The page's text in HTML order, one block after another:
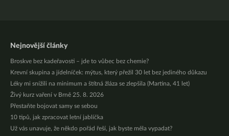
Nejnovější články
Broskve bez kadeřavosti – jde to vůbec bez chemie?
Krevní skupina a jídelníček: mýtus, který přežil 30 let bez jediného důkazu
Léky mi snížili na minimum a štítná žláza se zlepšila (Martina, 41 let)
Živý kurz vaření v Brně 25. 8. 2026
Přestaňte bojovat samy se sebou
10 tipů, jak zpracovat letní jablíčka
Už vás unavuje, že někdo pořád řeší, jak byste měla vypadat?